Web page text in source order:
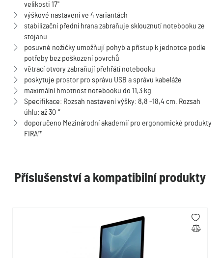
velikosti 17"
výškové nastavení ve 4 variantách
stabilizační přední hrana zabraňuje sklouznutí notebooku ze
stojanu
posuvné nožičky umožňují pohyb a přístup k jednotce podle
potřeby bez poškození povrchů
větrací otvory zabraňují přehřátí notebooku
poskytuje prostor pro správu USB a správu kabeláže
maximální hmotnost notebooku do 11,3 kg
Specifikace: Rozsah nastavení výšky: 8,8 -18,4 cm. Rozsah
úhlu: až 30 °
doporučeno Mezinárodní akademií pro ergonomické produkty
FIRA™
Příslušenství a kompatibilní produkty